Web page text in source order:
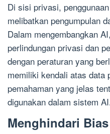
Di sisi privasi,
melibatkan pengumpulan
Dalam mengembangkan
perlindungan privasi dan
dengan peraturan yang
memiliki kendali atas data
pemahaman yang jelas
digunakan dalam sistem
Menghindari